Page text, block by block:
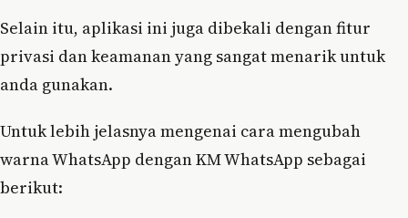
Selain itu, aplikasi ini juga dibekali dengan fitur
privasi dan keamanan yang sangat menarik untuk
anda gunakan.
Untuk lebih jelasnya mengenai cara mengubah
warna WhatsApp dengan KM WhatsApp sebagai
berikut: